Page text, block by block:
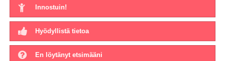
Innostuin!
Hyödyllistä tietoa
En löytänyt etsimääni